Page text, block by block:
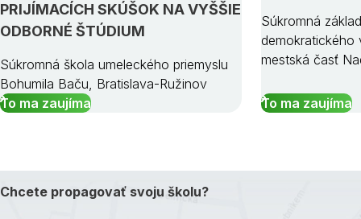
PRIJÍMACÍCH SKÚŠOK NA VYŠŠIE
ODBORNÉ ŠTÚDIUM
Súkromná škola umeleckého priemyslu
Bohumila Baču, Bratislava-Ružinov
To ma zaujíma
Súkromná
demokratického
mestská časť
To ma zaujíma
Chcete propagovať svoju školu?